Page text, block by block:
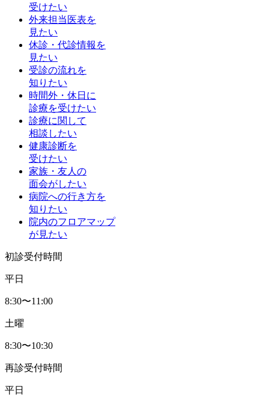
受けたい
外来担当医表を
見たい
休診・代診情報を
見たい
受診の流れを
知りたい
時間外・休日に
診療を受けたい
診療に関して
相談したい
健康診断を
受けたい
家族・友人の
面会がしたい
病院への行き方を
知りたい
院内のフロアマップ
が見たい
初診受付時間
平日
8:30〜11:00
土曜
8:30〜10:30
再診受付時間
平日